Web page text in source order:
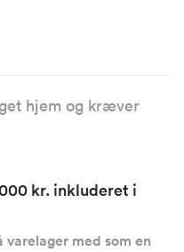
hjem og kræver
kr. inkluderet i
med som en